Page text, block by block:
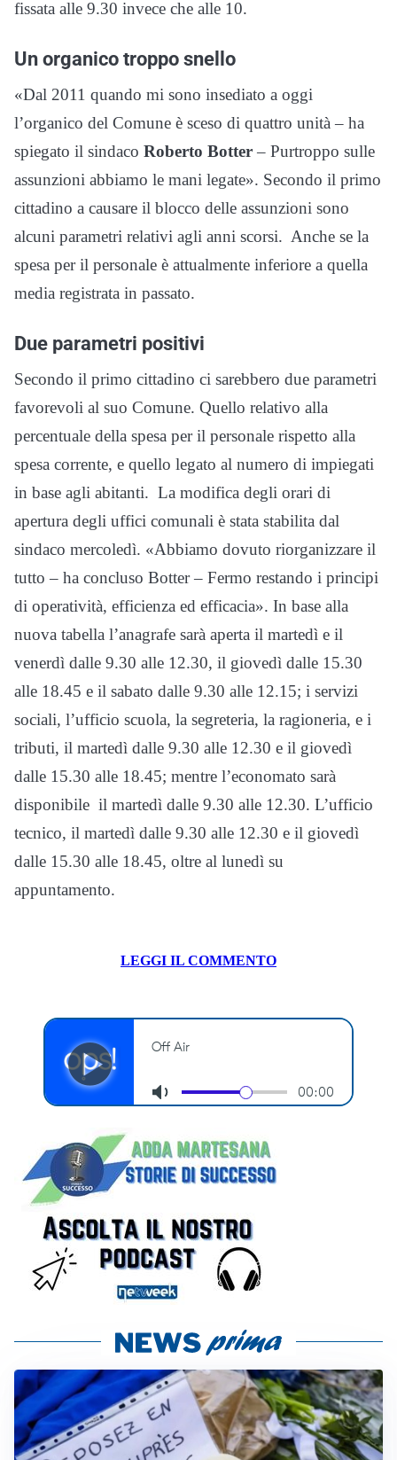
fissata alle 9.30 invece che alle 10.
Un organico troppo snello
«Dal 2011 quando mi sono insediato a oggi
l’organico del Comune è sceso di quattro unità – ha
spiegato il sindaco Roberto Botter– Purtroppo sulle
assunzioni abbiamo le mani legate». Secondo il primo
cittadino a causare il blocco delle assunzioni sono
alcuni parametri relativi agli anni scorsi. Anche se la
spesa per il personale è attualmente inferiore a quella
media registrata in passato.
Due parametri positivi
Secondo il primo cittadino ci sarebbero due parametri
favorevoli al suo Comune. Quello relativo alla
percentuale della spesa per il personale rispetto alla
spesa corrente, e quello legato al numero di impiegati
in base agli abitanti. La modifica degli orari di
apertura degli uffici comunali è stata stabilita dal
sindaco mercoledì. «Abbiamo dovuto riorganizzare il
tutto – ha concluso Botter – Fermo restando i principi
di operatività, efficienza ed efficacia». In base alla
nuova tabella l’anagrafe sarà aperta il martedì e il
venerdì dalle 9.30 alle 12.30, il giovedì dalle 15.30
alle 18.45 e il sabato dalle 9.30 alle 12.15; i servizi
sociali, l’ufficio scuola, la segreteria, la ragioneria, e i
tributi, il martedì dalle 9.30 alle 12.30 e il giovedì
dalle 15.30 alle 18.45; mentre l’economato sarà
disponibile il martedì dalle 9.30 alle 12.30. L’ufficio
tecnico, il martedì dalle 9.30 alle 12.30 e il giovedì
dalle 15.30 alle 18.45, oltre al lunedì su
appuntamento.
LEGGI IL COMMENTO